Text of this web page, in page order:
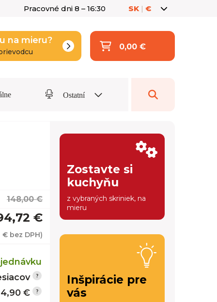
Pracovné dni 8 – 16:30 SK | €
na mieru?
0,00 €
Ostatní
148,00 €
€
€ bez DPH)
€
Zostavte si
kuchyňu
z vybraných skriniek, na
mieru
Inšpirácie pre
vás